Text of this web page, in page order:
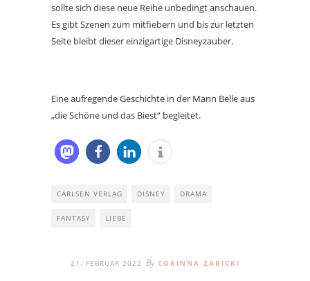
sollte sich diese neue Reihe unbedingt anschauen.
Es gibt Szenen zum mitfiebern und bis zur letzten
Seite bleibt dieser einzigartige Disneyzauber.
Eine aufregende Geschichte in der Mann Belle aus
„die Schöne und das Biest“ begleitet.
CARLSEN VERLAG DISNEY DRAMA
FANTASY LIEBE
21. FEBRUAR 2022 By CORINNA ZABICKI